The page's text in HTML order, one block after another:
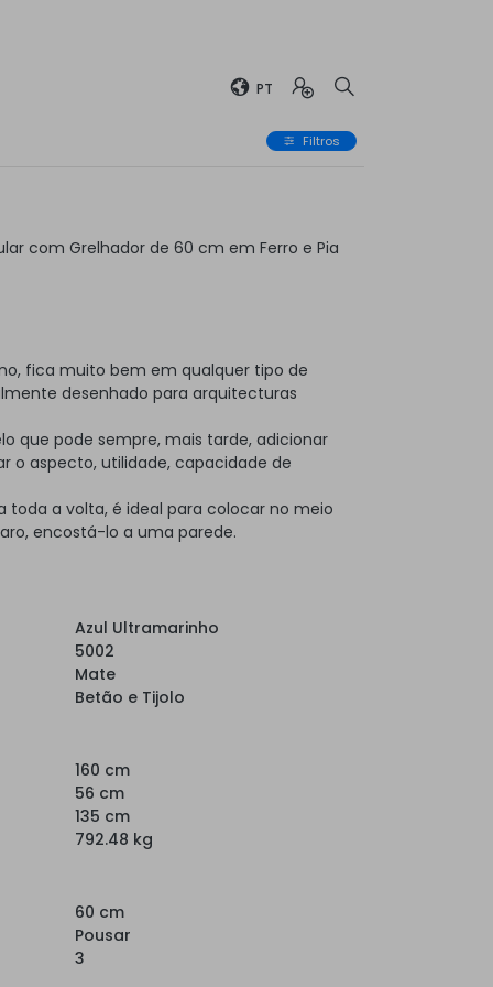
PT
Filtros
com Grelhador de 60 cm em Ferro e Pia
fica muito bem em qualquer tipo de
desenhado para arquitecturas
que pode sempre, mais tarde, adicionar
o aspecto, utilidade, capacidade de
toda a volta, é ideal para colocar no meio
encostá-lo a uma parede.
Azul Ultramarinho
5002
Mate
Betão e Tijolo
160 cm
56 cm
135 cm
792.48 kg
60 cm
Pousar
3